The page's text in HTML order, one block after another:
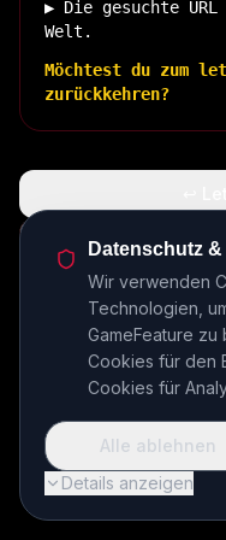
▶ Die gesuchte
Welt.
Möchtest du zum
zurückkehren?
🏠
INSERT
Datenschutz
Wir verwenden
Technologien,
GameFeature
Cookies für den
Cookies für
Details anzeigen
Alle ablehnen